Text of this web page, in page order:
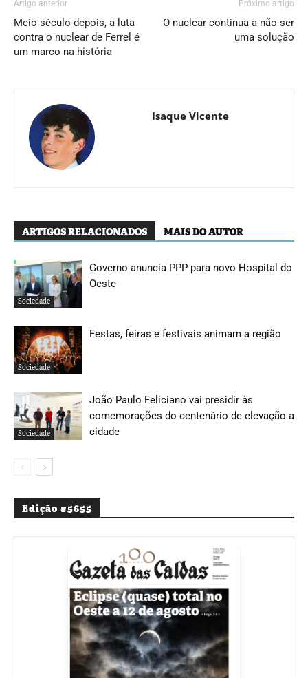
Artigo anterior
Meio século depois, a luta
contra o nuclear de Ferrel é
um marco na história
Próximo artigo
O nuclear continua a não ser
uma solução
Isaque Vicente
ARTIGOS RELACIONADOS MAIS DO AUTOR
Sociedade
Governo anuncia PPP para novo Hospital do
Oeste
Sociedade
Festas, feiras e festivais animam a região
Sociedade
João Paulo Feliciano vai presidir às
comemorações do centenário de elevação a
cidade
Edição #5655